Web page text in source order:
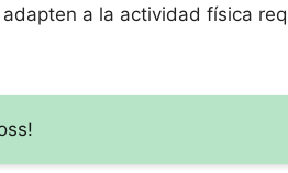
a la actividad física